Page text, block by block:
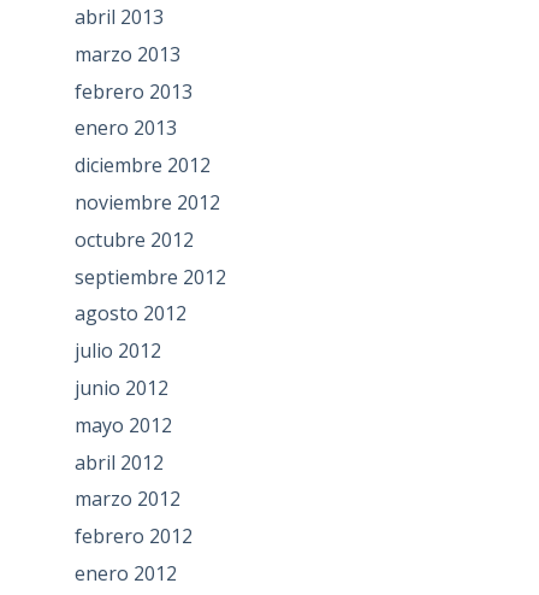
abril 2013
marzo 2013
febrero 2013
enero 2013
diciembre 2012
noviembre 2012
octubre 2012
septiembre 2012
agosto 2012
julio 2012
junio 2012
mayo 2012
abril 2012
marzo 2012
febrero 2012
enero 2012